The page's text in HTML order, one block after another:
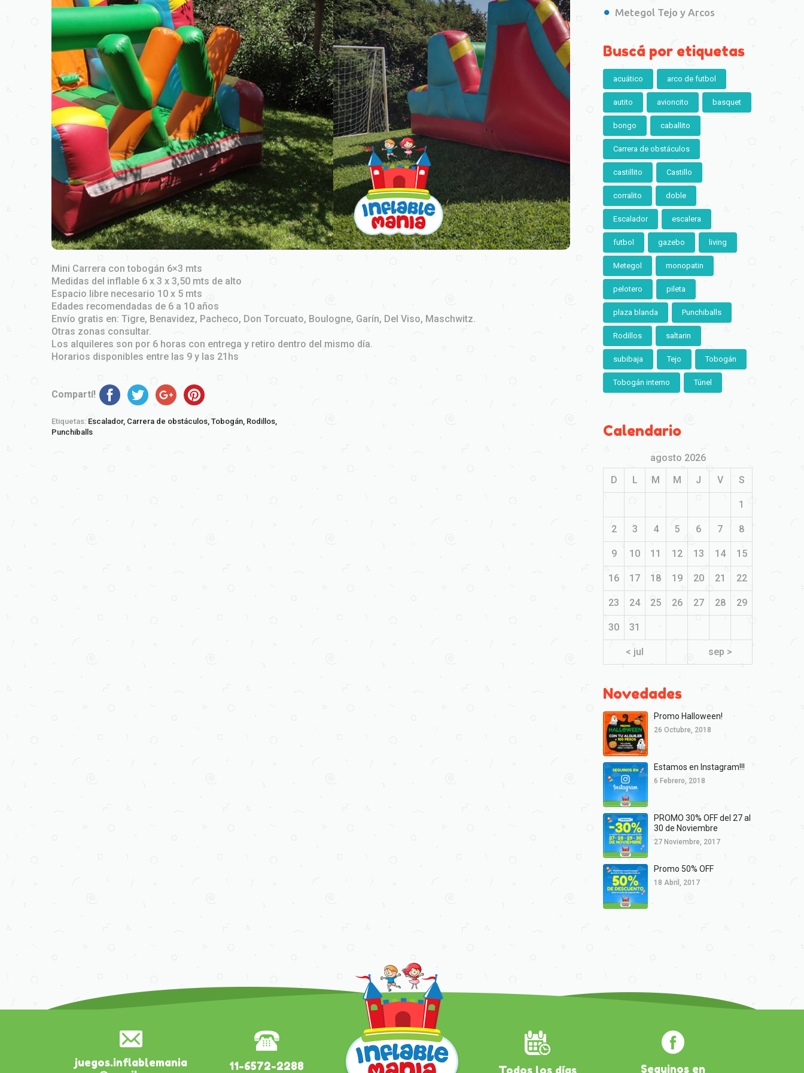
Mini Carrera con tobogán 6×3 mts
Medidas del inflable 6 x 3 x 3,50 mts de alto
Espacio libre necesario 10 x 5 mts
Edades recomendadas de 6 a 10 años
Envío gratis en: Tigre, Benavidez, Pacheco, Don Torcuato, Boulogne, Garín, Del Viso, Maschwitz.
Otras zonas consultar.
Los alquileres son por 6 horas con entrega y retiro dentro del mismo día.
Horarios disponibles entre las 9 y las 21hs
Compartí!
Etiquetas: Escalador, Carrera de obstáculos, Tobogán, Rodillos,
Punchiballs
Metegol Tejo y Arcos
Buscá por etiquetas
acuático arco de futbol
autito avioncito basquet
bongo caballito
Carrera de obstáculos
castillito Castillo
corralito doble
Escalador escalera
futbol gazebo living
Metegol monopatin
pelotero pileta
plaza blanda Punchiballs
Rodillos saltarin
subibaja Tejo Tobogán
Tobogán interno Túnel
Calendario
agosto 2026
D
L M M J V S
1
2 3 4 5 6 7 8
9 10 11 12 13 14 15
16 17 18 19 20 21 22
23 24 25 26 27 28 29
30 31
< jul sep >
Novedades
Promo Halloween!
26 Octubre, 2018
Estamos en Instagram!!!
6 Febrero, 2018
PROMO 30% OFF del 27 al
30 de Noviembre
27 Noviembre, 2017
Promo 50% OFF
18 Abril, 2017
juegos.inflablemania
11-6572-2288
Todos los días Seguinos en